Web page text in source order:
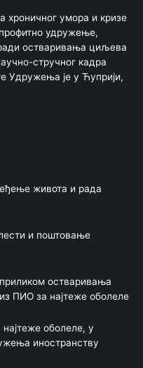
умора и кризе
удружење,
остваривања циљева
стручног кадра
Удружења је у Ћуприји,
живота и рада
и поштовање
остваривања
ПИО за најтеже оболеле
оболеле, у
иностранству